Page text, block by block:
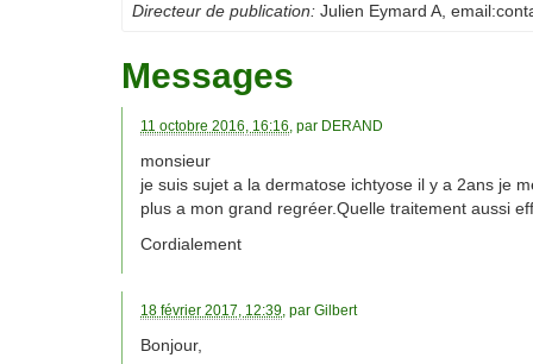
Directeur de publication: Julien Eymard A , email:
Messages
11 octobre 2016, 16:16, par DERAND
monsieur
je suis sujet a la dermatose ichtyose il y a 2ans je
plus a mon grand regréer.Quelle traitement aussi
Cordialement
18 février 2017, 12:39, par Gilbert
Bonjour,